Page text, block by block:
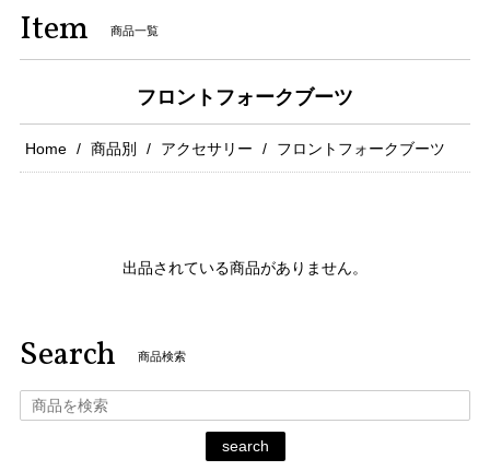
Item 商品一覧
フロントフォークブーツ
Home 商品別 アクセサリー フロントフォークブーツ
出品されている商品がありません。
Search 商品検索
search